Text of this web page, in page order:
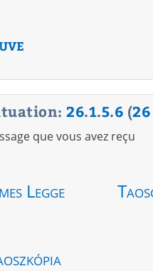
26.1.5.6 (26
que vous avez reçu
Legge